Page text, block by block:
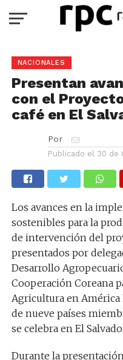
NACIONALES
Presentan
con el
café en El
Por
Publicado el 30 de
Los avances en la
sostenibles para la
de intervención del
presentados por
Desarrollo
Cooperación Coreana
Agricultura en América
de nueve países
se celebra en El
Durante la